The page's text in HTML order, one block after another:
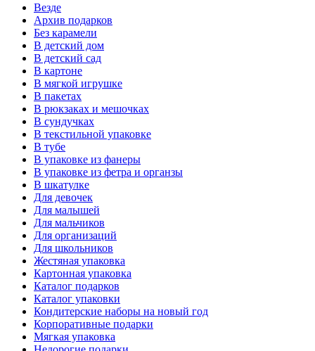
Везде
Архив подарков
Без карамели
В детский дом
В детский сад
В картоне
В мягкой игрушке
В пакетах
В рюкзаках и мешочках
В сундучках
В текстильной упаковке
В тубе
В упаковке из фанеры
В упаковке из фетра и органзы
В шкатулке
Для девочек
Для малышей
Для мальчиков
Для организаций
Для школьников
Жестяная упаковка
Картонная упаковка
Каталог подарков
Каталог упаковки
Кондитерские наборы на новый год
Корпоративные подарки
Мягкая упаковка